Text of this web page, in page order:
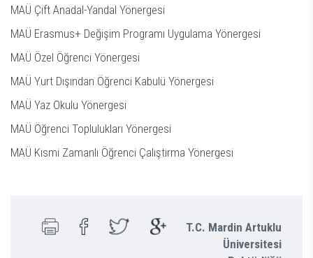
MAÜ Çift Anadal-Yandal Yönergesi
MAÜ Erasmus+ Değişim Programı Uygulama Yönergesi
MAÜ Özel Öğrenci Yönergesi
MAÜ Yurt Dışından Öğrenci Kabulü Yönergesi
MAÜ Yaz Okulu Yönergesi
MAÜ Öğrenci Toplulukları Yönergesi
MAÜ Kısmi Zamanlı Öğrenci Çalıştırma Yönergesi
T.C. Mardin Artuklu
Üniversitesi